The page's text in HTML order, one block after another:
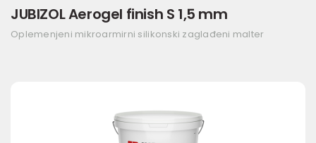
JUBIZOL Aerogel finish S 1,5 mm
Oplemenjeni mikroarmirni silikonski zaglađeni malter